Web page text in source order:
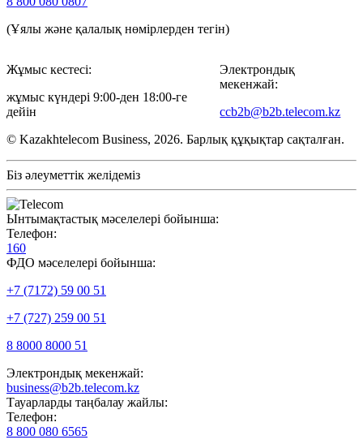
(Ұялы және қалалық нөмірлерден тегін)
Жұмыс кестесі:
жұмыс күндері 9:00-ден 18:00-ге
дейін
Электрондық
мекенжай:
ccb2b@b2b.telecom.kz
© Kazakhtelecom Business, 2026. Барлық құқықтар сақталған.
Біз әлеуметтік желідеміз
Ынтымақтастық мәселелері бойынша:
Телефон:
160
ФДО мәселелері бойынша:
+7 (7172) 59 00 51
+7 (727) 259 00 51
8 8000 8000 51
Электрондық мекенжай:
business@b2b.telecom.kz
Тауарларды таңбалау жайлы:
Телефон:
8 800 080 6565